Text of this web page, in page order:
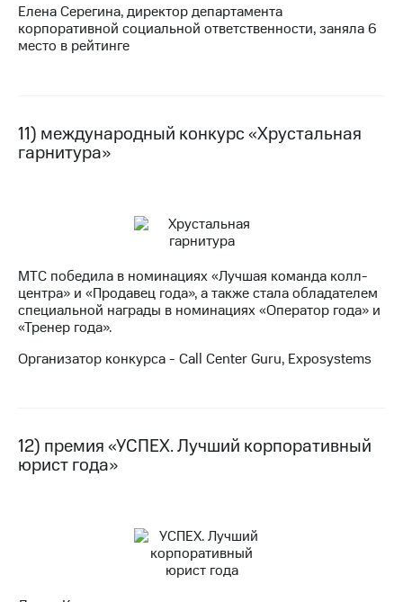
Елена Серегина, директор департамента
корпоративной социальной ответственности, заняла 6
место в рейтинге
11) международный конкурс «Хрустальная
гарнитура»
МТС победила в номинациях «Лучшая команда колл-
центра» и «Продавец года», а также стала обладателем
специальной награды в номинациях «Оператор года» и
«Тренер года».
Организатор конкурса - Call Center Guru, Exposystems
12) премия «УСПЕХ. Лучший корпоративный
юрист года»